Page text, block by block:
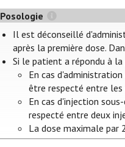
Posologie
Il est déconseillé
après la première dose.
Si le patient a répondu à
En cas
être respecté entre
En cas d'injection
respecté entre deux
La dose maximale par